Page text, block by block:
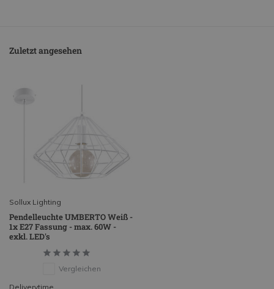
Zuletzt angesehen
Sollux Lighting
Pendelleuchte UMBERTO Weiß -
1x E27 Fassung - max. 60W -
exkl. LED's
Vergleichen
Deliverytime